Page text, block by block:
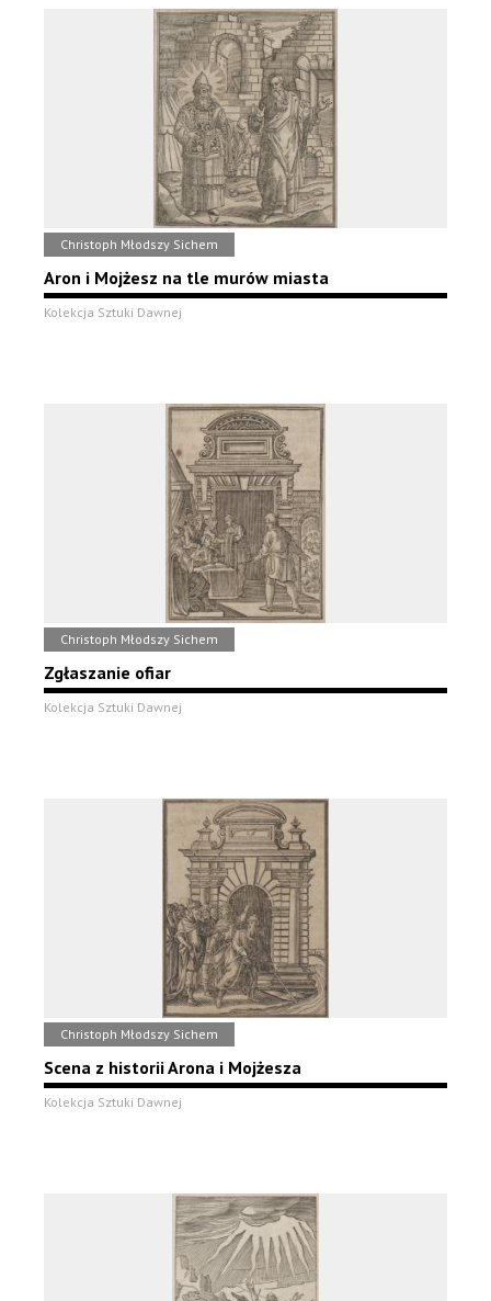
Christoph Młodszy Sichem
Aron i Mojżesz na tle murów miasta
Kolekcja Sztuki Dawnej
Christoph Młodszy Sichem
Zgłaszanie ofiar
Kolekcja Sztuki Dawnej
Christoph Młodszy Sichem
Scena z historii Arona i Mojżesza
Kolekcja Sztuki Dawnej